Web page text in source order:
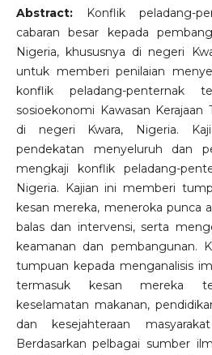
Abstract:Konflik peladang-
cabaran besar kepada
Nigeria, khususnya di negeri
untuk memberi penilaian
konflik peladang-penternak
sosioekonomi Kawasan Kerajaan
di negeri Kwara, Nigeria.
pendekatan menyeluruh dan
mengkaji konflik peladang-
Nigeria. Kajian ini memberi
kesan mereka, meneroka punca
balas dan intervensi, serta
keamanan dan pembangunan.
tumpuan kepada menganalisis
termasuk kesan mereka
keselamatan makanan,
dan kesejahteraan
Berdasarkan pelbagai sumber